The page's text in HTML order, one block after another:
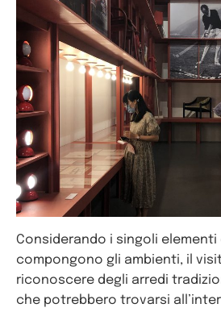
Considerando i singoli
compongono gli ambienti, il
riconoscere degli arredi
che potrebbero trovarsi